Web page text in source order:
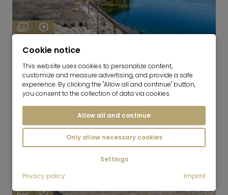
6
7
Cookie notice
This website uses cookies to personalize content,
customize and measure advertising, and provide a safe
experience. By clicking the "Allow all and continue" button,
you consent to the collection of data via cookies.
Allow all and continue
Only allow necessary cookies
Settings
Privacy policy
Imprint